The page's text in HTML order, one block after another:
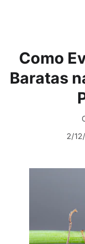
Como
Baratas
2/